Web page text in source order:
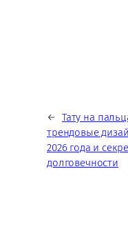
← Тату на
трендовые
2026 года и
долговечности